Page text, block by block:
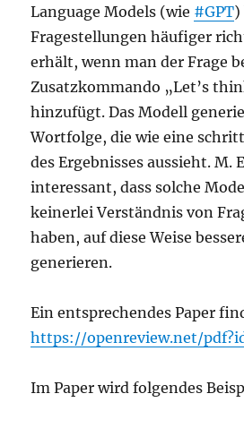
Language Models (wie #GPT)
Fragestellungen häufiger
erhält, wenn man der Frage
Zusatzkommando „Let’s
hinzufügt. Das Modell
Wortfolge, die wie eine
des Ergebnisses aussieht. M.
interessant, dass solche
keinerlei Verständnis von
haben, auf diese Weise
generieren.
Ein entsprechendes Paper
https://openreview.net/
Im Paper wird folgendes